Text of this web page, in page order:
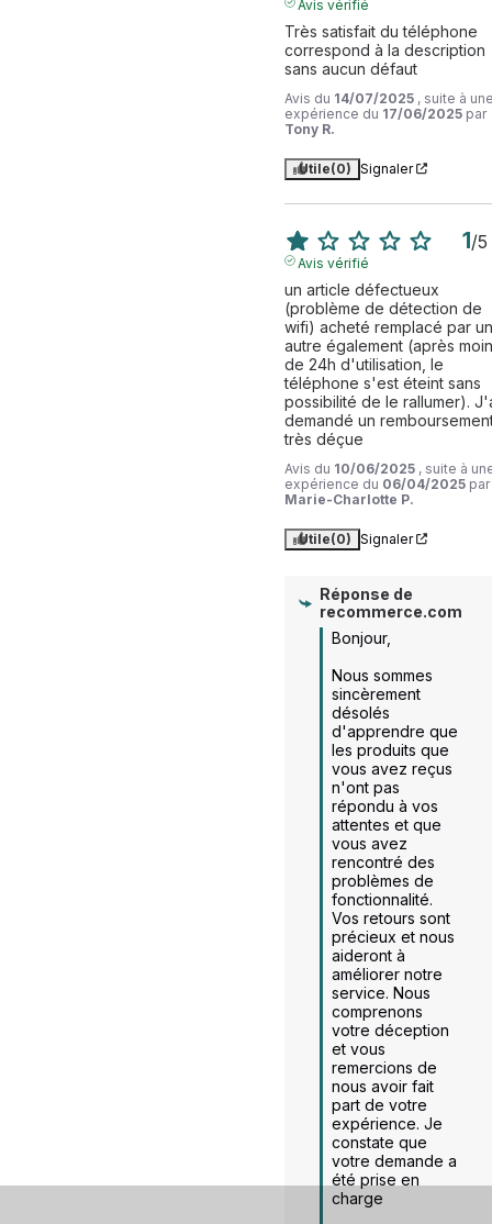
Avis vérifié
Très satisfait du téléphone
correspond à la description
sans aucun défaut
Avis du 14/07/2025 , suite à
expérience du 17/06/2025 par
Tony R.
Utile(0) Signaler
1/5
Avis vérifié
un article défectueux
(problème de détection de
wifi) acheté remplacé par un
autre également (après
de 24h d'utilisation, le
téléphone s'est éteint sans
possibilité de le rallumer).
demandé un
très déçue
Avis du 10/06/2025 , suite à
expérience du 06/04/2025 par
Marie-Charlotte P.
Utile(0) Signaler
Réponse de
recommerce.com
Bonjour,
Nous sommes
sincèrement
désolés
d'apprendre que
les produits que
vous avez reçus
n'ont pas
répondu à vos
attentes et que
vous avez
rencontré des
problèmes de
fonctionnalité.
Vos retours sont
précieux et nous
aideront à
améliorer notre
service. Nous
comprenons
votre déception
et vous
remercions de
nous avoir fait
part de votre
expérience. Je
constate que
votre demande a
été prise en
charge